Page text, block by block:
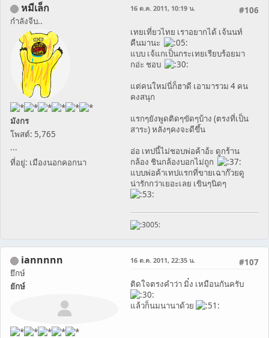
หมีเล็ก
กำลังจีบ..
มังกร
โพสต์: 5,765
...
ที่อยู่: เมืองนอกคอกนา
#106
16 ต.ค. 2011, 10:19 น.
เทยเที่ยวไทย เราอยากได้ เจ้นนท์
คืนมานะ
แบบ เจ้แกเป็นกระเทยเรียบร้อยมา
กอ่ะ ชอบ
แต่คนใหม่นี่ก็ฮาดี เอามารวม 4 คน
คงสนุก
แรกๆยังพูดติดๆขัดๆบ้าง (ตรงที่เป็น
สาระ) หลังๆคงจะดีขึ้น
อ่อ เทปนี้ไม่ชอบพ่อค้าอ้ะ ดูกร้าน
กล้อง ชินกล้องบอกไม่ถูก
แบบพ่อค้าเทปแรกที่ขายเฉาก๊วยดู
น่ารักกว่าเยอะเลย เขินๆนิดๆ
iannnnn
ยึกษ์
ยักษ์
#107
16 ต.ค. 2011, 22:35 น.
ติดใจตรงคำว่า มิ๋ง เหมือนกันครับ
แล้วก็นมนานาด้วย